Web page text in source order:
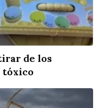
de los
tóxico